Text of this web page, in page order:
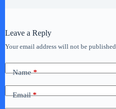
Leave a Reply
Your email address will not be published.
Name*
Email*